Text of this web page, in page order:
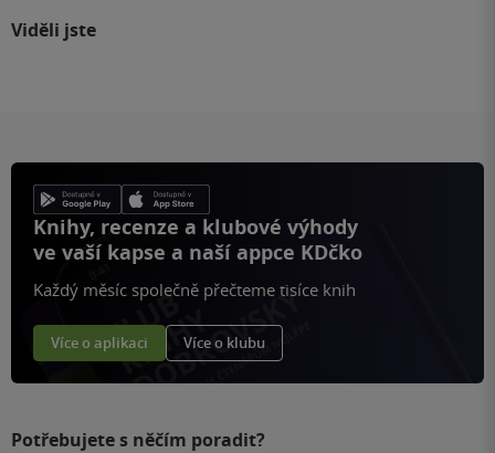
Viděli jste
Knihy, recenze a klubové výhody
ve vaší kapse a naší appce KDčko
Každý měsíc společně přečteme tisíce knih
Více o aplikaci Více o klubu
Potřebujete s něčím poradit?